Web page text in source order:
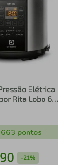
Elétrica
Rita Lobo 6L
pontos
90 -21%